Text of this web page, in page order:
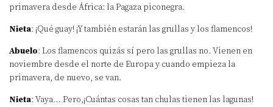
primavera desde África: la Pagaza piconegra.
Nieta: ¡Qué guay! ¡Y también estarán las grullas y los flamencos!
Abuelo: Los flamencos quizás sí pero las grullas no. Vienen en
noviembre desde el norte de Europa y cuando empieza la
primavera, de nuevo, se van.
Nieta: Vaya… Pero,¡Cuántas cosas tan chulas tienen las lagunas!